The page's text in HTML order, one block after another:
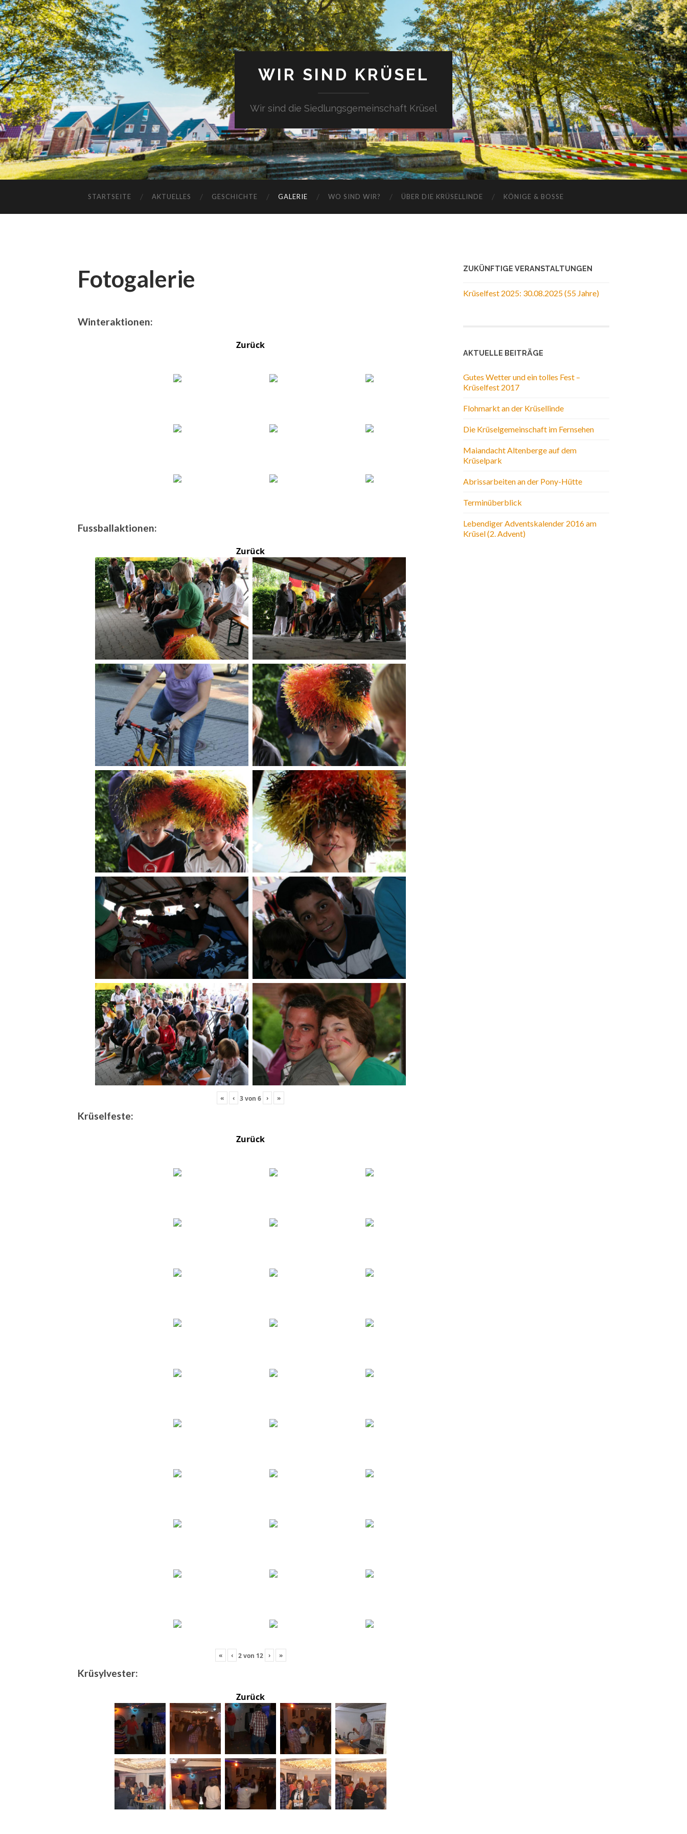
WIR SIND KRÜSEL
Wir sind die Siedlungsgemeinschaft Krüsel
STARTSEITE AKTUELLES GESCHICHTE GALERIE WO SIND WIR? ÜBER DIE KRÜSELLINDE KÖNIGE & BOSSE
Fotogalerie
Winteraktionen:
Zurück
Fussballaktionen:
Zurück
« ‹ 3von 6 › »
Krüselfeste:
Zurück
« ‹ 2von 12 › »
Krüsylvester:
Zurück
ZUKÜNFTIGE VERANSTALTUNGEN
Krüselfest 2025: 30.08.2025 (55 Jahre)
AKTUELLE BEITRÄGE
Gutes Wetter und ein tolles Fest –
Krüselfest 2017
Flohmarkt an der Krüsellinde
Die Krüselgemeinschaft im Fernsehen
Maiandacht Altenberge auf dem
Krüselpark
Abrissarbeiten an der Pony-Hütte
Terminüberblick
Lebendiger Adventskalender 2016 am
Krüsel (2. Advent)